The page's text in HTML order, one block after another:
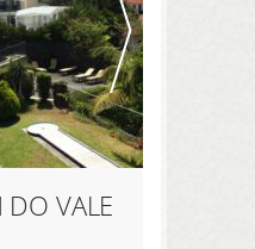
DO VALE